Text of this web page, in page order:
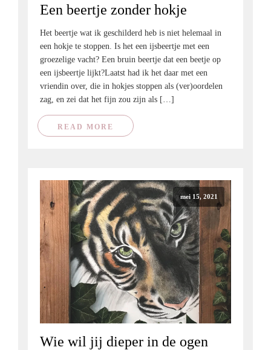
Een beertje zonder hokje
Het beertje wat ik geschilderd heb is niet helemaal in
een hokje te stoppen. Is het een ijsbeertje met een
groezelige vacht? Een bruin beertje dat een beetje op
een ijsbeertje lijkt?Laatst had ik het daar met een
vriendin over, die in hokjes stoppen als (ver)oordelen
zag, en zei dat het fijn zou zijn als […]
READ MORE
mei 15, 2021
Wie wil jij dieper in de ogen